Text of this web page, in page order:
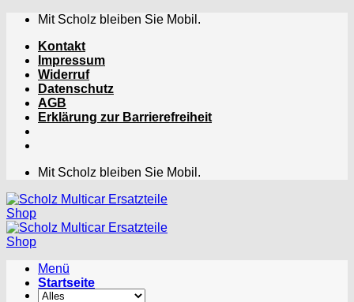
Zum
springen
Mit Scholz bleiben Sie Mobil.
Kontakt
Impressum
Widerruf
Datenschutz
AGB
Erklärung zur Barrierefreiheit
Mit Scholz bleiben Sie Mobil.
Menü
Startseite